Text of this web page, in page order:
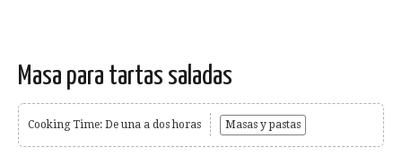
Masa para tartas saladas
Cooking Time: De una a dos horas Masas y pastas